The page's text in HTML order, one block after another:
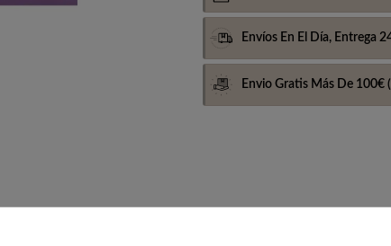
Envíos En El Día, Entrega
Envio Gratis Más De 100€